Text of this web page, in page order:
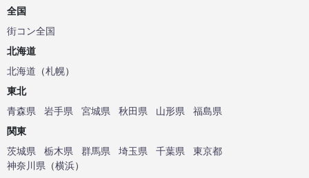
全国
街コン全国
北海道
北海道 （札幌）
東北
青森県
岩手県 宮城県 秋田県 山形県
福島県
関東
茨城県
栃木県 群馬県 埼玉県 千葉県
東京都
神奈川県 （横浜）